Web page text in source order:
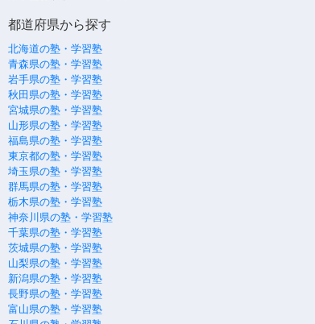
都道府県から探す
北海道の塾・学習塾
青森県の塾・学習塾
岩手県の塾・学習塾
秋田県の塾・学習塾
宮城県の塾・学習塾
山形県の塾・学習塾
福島県の塾・学習塾
東京都の塾・学習塾
埼玉県の塾・学習塾
群馬県の塾・学習塾
栃木県の塾・学習塾
神奈川県の塾・学習塾
千葉県の塾・学習塾
茨城県の塾・学習塾
山梨県の塾・学習塾
新潟県の塾・学習塾
長野県の塾・学習塾
富山県の塾・学習塾